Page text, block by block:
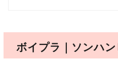
ボイプラ｜ソンハ